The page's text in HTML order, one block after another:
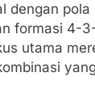
dengan
formasi 4-
utama